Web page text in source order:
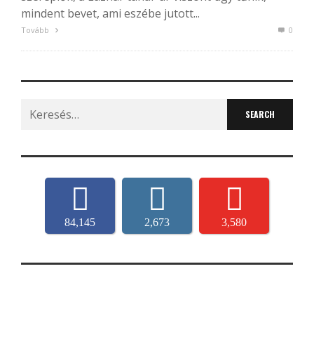
mindent bevet, ami eszébe jutott...
Tovább 0
Search
for:
84,145 2,673 3,580